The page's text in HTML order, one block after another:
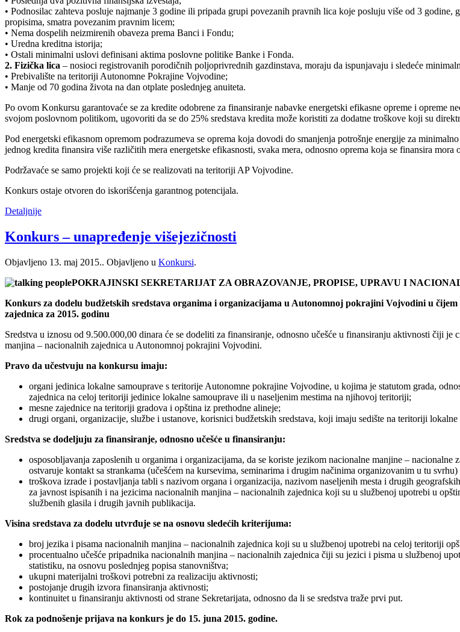
• Podnosilac zahteva posluje najmanje 3 godine ili pripada grupi povezanih pravnih lica koje posluju više od 3
propisima, smatra povezanim pravnim licem;
• Nema dospelih neizmirenih obaveza prema Banci i Fondu;
• Uredna kreditna istorija;
• Ostali minimalni uslovi definisani aktima poslovne politike Banke i Fonda.
2. Fizička lica – nosioci registrovanih porodičnih poljoprivrednih gazdinstava, moraju da ispunjavaju i sledeće
• Prebivalište na teritoriji Autonomne Pokrajine Vojvodine;
• Manje od 70 godina života na dan otplate poslednjeg anuiteta.
Po ovom Konkursu garantovaće se za kredite odobrene za finansiranje nabavke energetski efikasne opreme i opreme
svojom poslovnom politikom, ugovoriti da se do 25% sredstava kredita može koristiti za dodatne troškove koji su
Pod energetski efikasnom opremom podrazumeva se oprema koja dovodi do smanjenja potrošnje energije za
jednog kredita finansira više različitih mera energetske efikasnosti, svaka mera, odnosno oprema koja se finansira
Podržavaće se samo projekti koji će se realizovati na teritoriji AP Vojvodine.
Konkurs ostaje otvoren do iskorišćenja garantnog potencijala.
Detaljnije
Konkurs – unapređenje višejezičnosti
Objavljeno 13. maj 2015.. Objavljeno u Konkursi.
POKRAJINSKI SEKRETARIJAT ZA OBRAZOVANJE, PROPISE, UPRAVU I
Konkurs za dodelu budžetskih sredstava organima i organizacijama u Autonomnoj pokrajini Vojvodini u
zajednica za 2015. godinu
Sredstva u iznosu od 9.500.000,00 dinara će se dodeliti za finansiranje, odnosno učešće u finansiranju aktivnosti čiji
manjina – nacionalnih zajednica u Autonomnoj pokrajini Vojvodini.
Pravo da učestvuju na konkursu imaju:
organi jedinica lokalne samouprave s teritorije Autonomne pokrajine Vojvodine, u kojima je statutom grada,
zajednica na celoj teritoriji jedinice lokalne samouprave ili u naseljenim mestima na njihovoj teritoriji;
mesne zajednice na teritoriji gradova i opština iz prethodne alineje;
drugi organi, organizacije, službe i ustanove, korisnici budžetskih sredstava, koji imaju sedište na teritoriji
Sredstva se dodeljuju za finansiranje, odnosno učešće u finansiranju:
osposobljavanja zaposlenih u organima i organizacijama, da se koriste jezikom nacionalne manjine –
ostvaruje kontakt sa strankama (učešćem na kursevima, seminarima i drugim načinima organizovanim u tu
troškova izrade i postavljanja tabli s nazivom organa i organizacija, nazivom naseljenih mesta i drugih
za javnost ispisanih i na jezicima nacionalnih manjina – nacionalnih zajednica koji su u službenoj upotrebi u
službenih glasila i drugih javnih publikacija.
Visina sredstava za dodelu utvrđuje se na osnovu sledećih kriterijuma:
broj jezika i pisama nacionalnih manjina – nacionalnih zajednica koji su u službenoj upotrebi na celoj teritoriji
procentualno učešće pripadnika nacionalnih manjina – nacionalnih zajednica čiji su jezici i pisma u službenoj
statistiku, na osnovu poslednjeg popisa stanovništva;
ukupni materijalni troškovi potrebni za realizaciju aktivnosti;
postojanje drugih izvora finansiranja aktivnosti;
kontinuitet u finansiranju aktivnosti od strane Sekretarijata, odnosno da li se sredstva traže prvi put.
Rok za podnošenje prijava na konkurs je do 15. juna 2015. godine.